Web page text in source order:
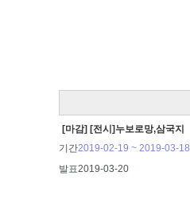
[마감] [전시]누보로망,삼국지
기간2019-02-19 ~ 2019-03-18
발표2019-03-20